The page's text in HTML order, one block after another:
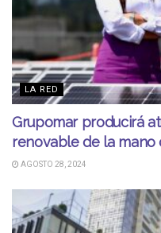
LA RED
Grupomar producirá
renovable de la
AGOSTO 28, 2024